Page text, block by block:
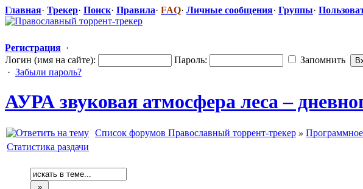
Главная· Трекер· Поиск· Правила· FAQ· Личные сообщения· Группы·
Регистрация ·
Логин (имя на сайте):
Пароль:
Запомнить
· Забыли пароль?
АУРА звуковая атмосфера леса –
Список форумов Православный торрент-трекер »
Статистика раздачи